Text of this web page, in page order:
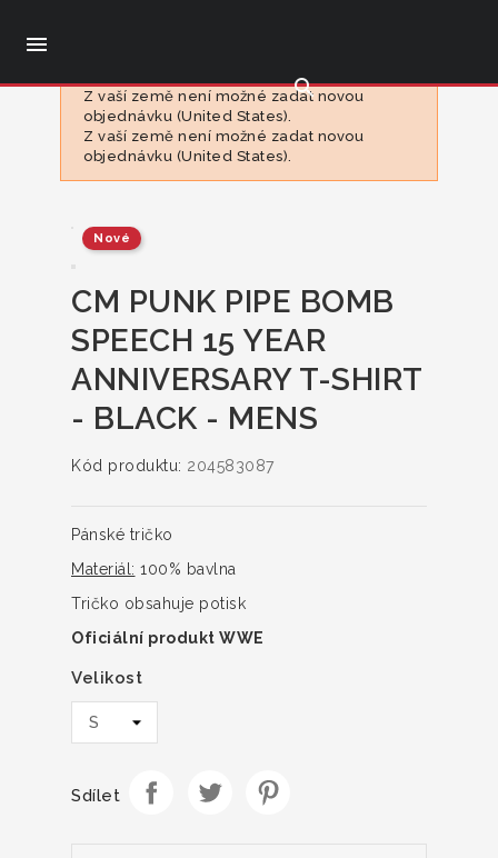

search
Z vaší země není možné zadat novou
objednávku (United States).
Z vaší země není možné zadat novou
objednávku (United States).
Nové
CM PUNK PIPE BOMB
SPEECH 15 YEAR
ANNIVERSARY T-SHIRT
- BLACK - MENS
Kód produktu: 204583087
Pánské tričko
Materiál: 100% bavlna
Tričko obsahuje potisk
Oficiální produkt WWE
Velikost
Sdílet